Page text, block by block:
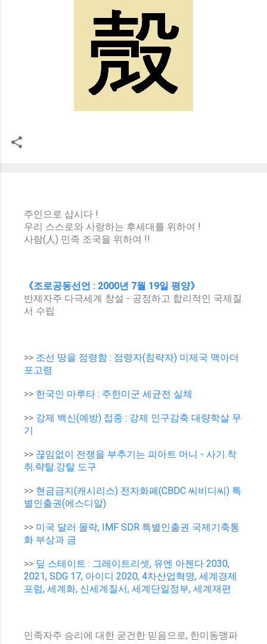
주인으로 삽시다 !
우리 스스로와 사랑하는 후세대를 위하여 !
사람(人) 민족 조국을 위하여 !!
《조로공동선언 : 2000년 7월 19일 평양》
반제자주 다극세계 창설 - 공정하고 합리적인 국제질
서 수립
>> 조선 땅을 점령함 : 점령자(침략자) 미제국 맥아더
포고령
>> 한국인 마루타 : 주한미군 세균전 실체
>> 강제 백신(예방) 접종 : 강제 인구감축 대량학살 무
기
>> 끊임없이 전쟁을 부추기는 피아트 머니 - 사기.착
취.략탈.강탈 도구
>> 현금금지(캐시리스) 전자화폐(CBDC 씨비디씨) 특
별인출권(에스디알)
>> 미국 달러 몰락, IMF SDR 특별인출권 국제기축통
화 부상과 금
>> 딮 스테이트 : 그레이트리셋, 유엔 아젠다 2030,
2021, SDG 17, 아이디 2020, 4차산업혁명, 세계경제
포럼, 세계화, 신세계질서, 세계단일정부, 세계재편
민족자주 승리에 대한 굳건한 믿음으로, 한미동맹파